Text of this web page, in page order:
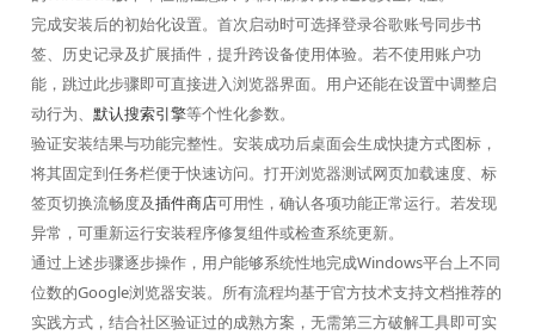
完成安装后的初始化设置。首次启动时可选择登录谷歌账号同步书
签、历史记录及扩展插件，提升跨设备使用体验。若不使用账户功
能，跳过此步骤即可直接进入浏览器界面。用户还能在设置中调整启
动行为、 默认搜索引擎等个性化参数。
验证安装结果与功能完整性。安装成功后桌面会生成快捷方式图标，
将其固定到任务栏便于快速访问。打开浏览器测试网页加载速度、标
签页切换流畅度及插件商店可用性，确认各项功能正常运行。若发现
异常，可重新运行安装程序修复组件或检查系统更新。
通过上述步骤逐步操作，用户能够系统性地完成Windows平台上不同
位数的Google浏览器安装。所有流程均基于官方技术支持文档推荐的
实践方式，结合社区验证过的成熟方案，无需第三方破解工具即可实